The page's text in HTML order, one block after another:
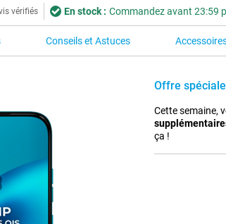
vérifiés En stock : Commandez avant 23:59
Conseils et Astuces
Offre
Cette semaine,
ça !